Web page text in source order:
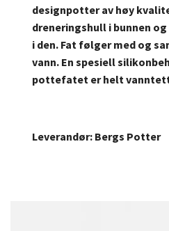
designpotter av høy
dreneringshull i bunnen
i den. Fat følger med og
vann. En spesiell
pottefatet er helt
Leverandør: Bergs Potter